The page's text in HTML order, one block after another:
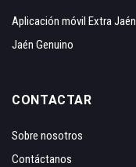
Aplicación móvil Extra Jaén
Jaén Genuino
CONTACTAR
Sobre nosotros
Contáctanos